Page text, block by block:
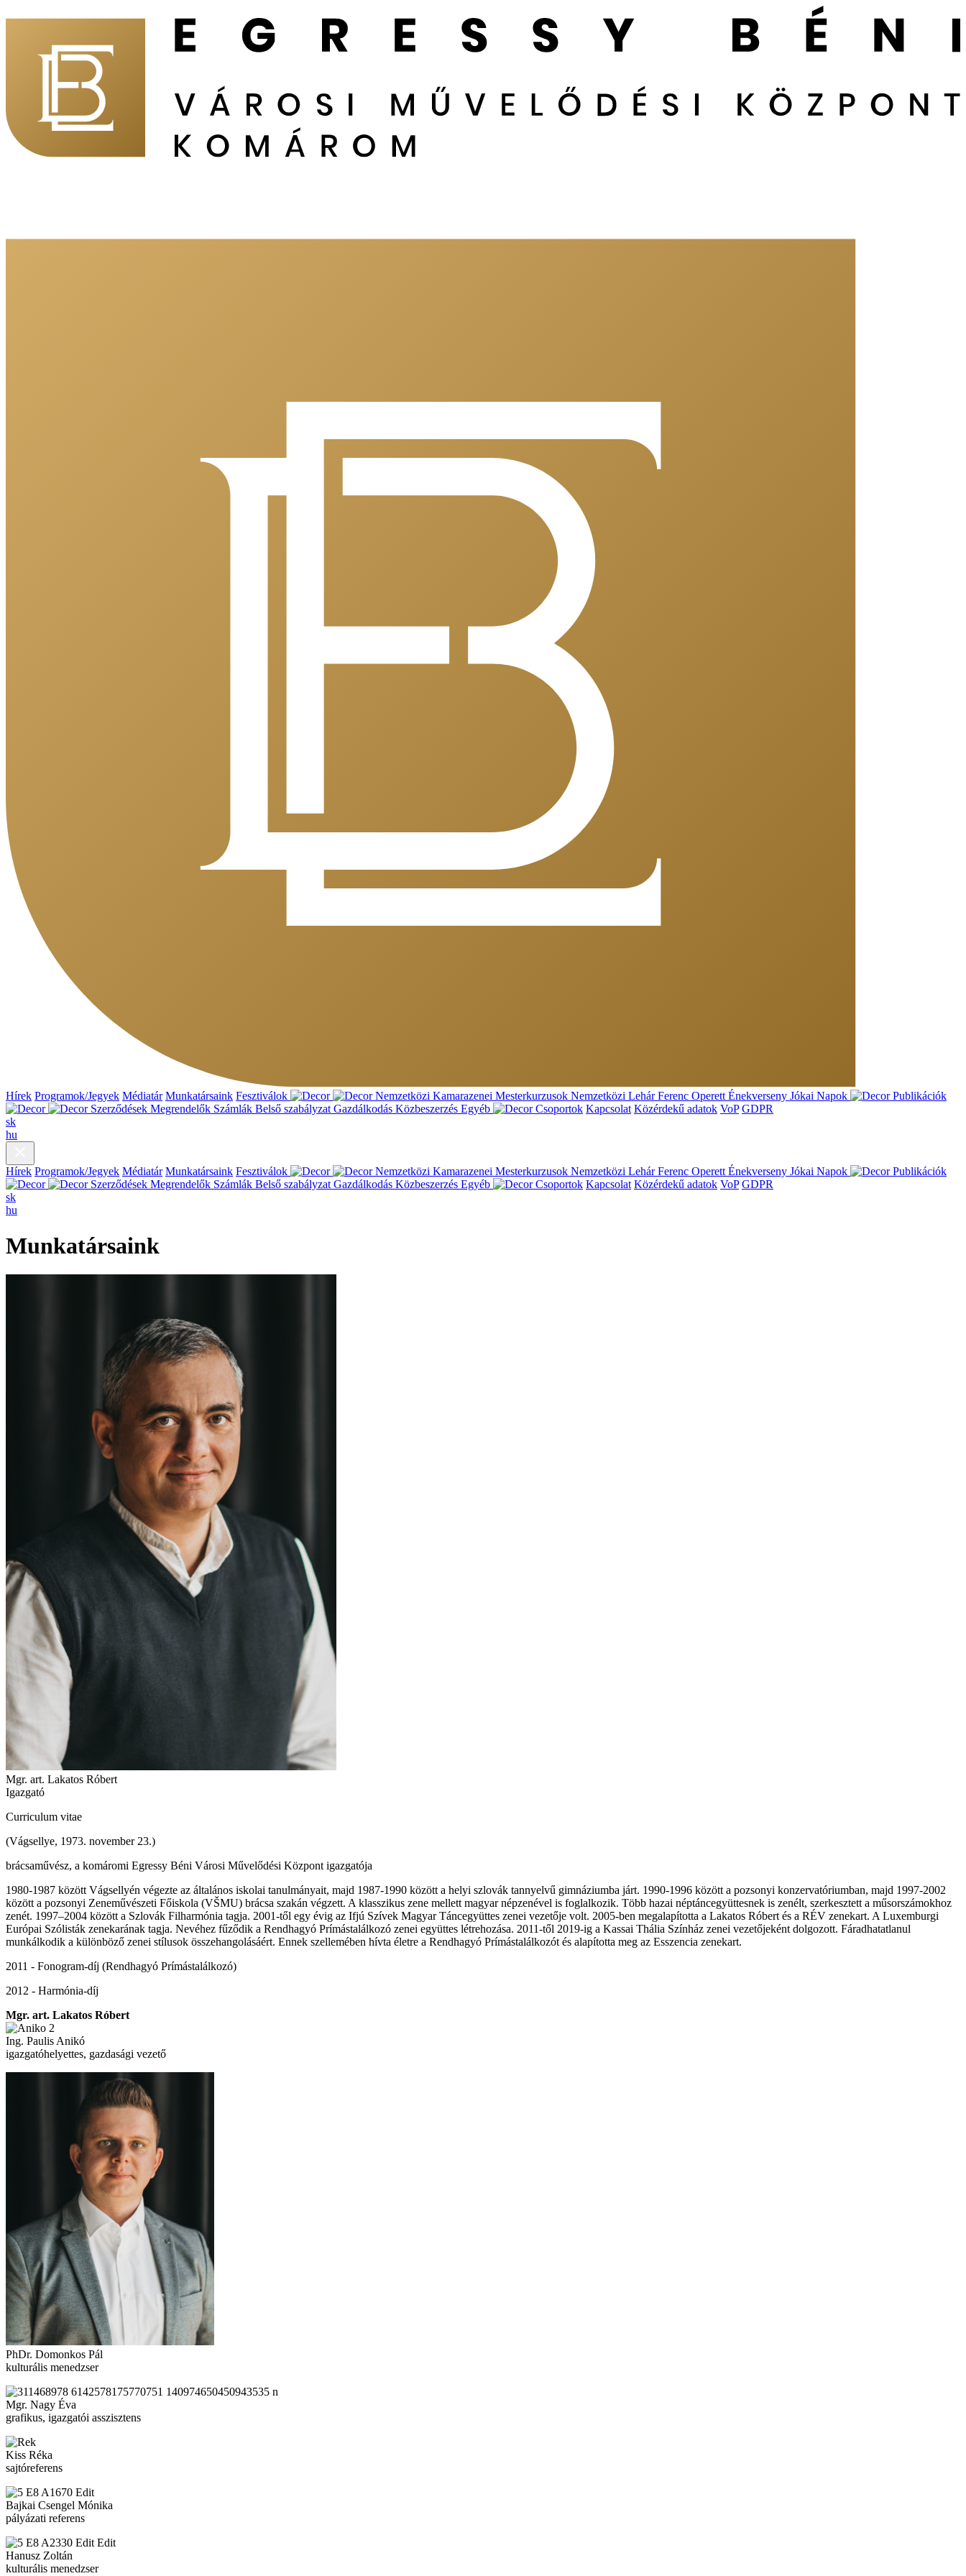
Hírek Programok/Jegyek Médiatár Munkatársaink Fesztiválok Nemzetközi Kamarazenei Mesterkurzusok Nemzetközi Lehár Ferenc Operett Énekverseny Jókai Napok
Publikációk
Szerződések Megrendelők Számlák Belső szabályzat Gazdálkodás Közbeszerzés Egyéb Csoportok Kapcsolat Közérdekű adatok VoP GDPR
sk
hu
Hírek Programok/Jegyek Médiatár Munkatársaink Fesztiválok Nemzetközi Kamarazenei Mesterkurzusok Nemzetközi Lehár Ferenc Operett Énekverseny Jókai Napok
Publikációk
Szerződések Megrendelők Számlák Belső szabályzat Gazdálkodás Közbeszerzés Egyéb Csoportok Kapcsolat Közérdekű adatok VoP GDPR
sk
hu
Munkatársaink
Mgr. art. Lakatos Róbert
Igazgató
Curriculum vitae
(Vágsellye, 1973. november 23.)
brácsaművész, a komáromi Egressy Béni Városi Művelődési Központ igazgatója
1980-1987 között Vágsellyén végezte az általános iskolai tanulmányait, majd 1987-1990 között a helyi szlovák tannyelvű gimnáziumba járt. 1990-1996 között a pozsonyi konzervatóriumban, majd 1997-2002
között a pozsonyi Zeneművészeti Főiskola (VŠMU) brácsa szakán végzett. A klasszikus zene mellett magyar népzenével is foglalkozik. Több hazai néptáncegyüttesnek is zenélt, szerkesztett a műsorszámokhoz
zenét. 1997–2004 között a Szlovák Filharmónia tagja. 2001-től egy évig az Ifjú Szívek Magyar Táncegyüttes zenei vezetője volt. 2005-ben megalapította a Lakatos Róbert és a RÉV zenekart. A Luxemburgi
Európai Szólisták zenekarának tagja. Nevéhez fűződik a Rendhagyó Prímástalálkozó zenei együttes létrehozása. 2011-től 2019-ig a Kassai Thália Színház zenei vezetőjeként dolgozott. Fáradhatatlanul
munkálkodik a különböző zenei stílusok összehangolásáért. Ennek szellemében hívta életre a Rendhagyó Prímástalálkozót és alapította meg az Esszencia zenekart.
2011 - Fonogram-díj (Rendhagyó Prímástalálkozó)
2012 - Harmónia-díj
Mgr. art. Lakatos Róbert
Ing. Paulis Anikó
igazgatóhelyettes, gazdasági vezető
PhDr. Domonkos Pál
kulturális menedzser
Mgr. Nagy Éva
grafikus, igazgatói asszisztens
Kiss Réka
sajtóreferens
Bajkai Csengel Mónika
pályázati referens
Hanusz Zoltán
kulturális menedzser